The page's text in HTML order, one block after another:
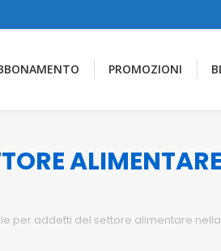
PROMOZIONI
per addetti del settore alimentare